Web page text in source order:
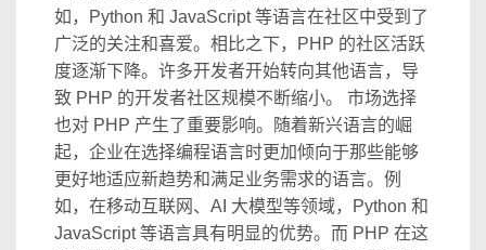
如，Python 和 JavaScript 等语言在社区中受到了
广泛的关注和喜爱。相比之下，PHP 的社区活跃
度逐渐下降。许多开发者开始转向其他语言，导
致 PHP 的开发者社区规模不断缩小。 市场选择
也对 PHP 产生了重要影响。随着新兴语言的崛
起，企业在选择编程语言时更加倾向于那些能够
更好地适应新趋势和满足业务需求的语言。例
如，在移动互联网、AI 大模型等领域，Python 和
JavaScript 等语言具有明显的优势。而 PHP 在这